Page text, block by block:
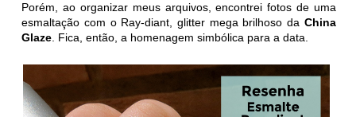
Porém, ao organizar meus arquivos, encontrei fotos de uma
esmaltação com o Ray-diant, glitter mega brilhoso da China
Glaze . Fica, então, a homenagem simbólica para a data.